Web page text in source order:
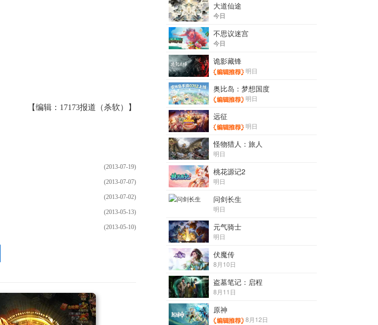
【编辑：17173报道（杀软）】
(2013-07-19)
(2013-07-07)
(2013-07-02)
(2013-05-13)
(2013-05-10)
大道仙途
今日
不思议迷宫
今日
诡影藏锋
明日
奥比岛：梦想国度
明日
远征
明日
怪物猎人：旅人
明日
桃花源记2
明日
问剑长生
明日
元气骑士
明日
伏魔传
8月10日
盗墓笔记：启程
8月11日
原神
8月12日